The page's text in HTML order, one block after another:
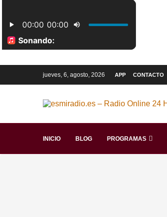
jueves, 6, agosto, 2026 APP CONTACTO
INICIO BLOG PROGRAMAS